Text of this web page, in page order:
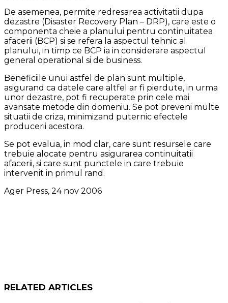
De asemenea, permite redresarea activitatii dupa
dezastre (Disaster Recovery Plan – DRP), care este o
componenta cheie a planului pentru continuitatea
afacerii (BCP) si se refera la aspectul tehnic al
planului, in timp ce BCP ia in considerare aspectul
general operational si de business.
Beneficiile unui astfel de plan sunt multiple,
asigurand ca datele care altfel ar fi pierdute, in urma
unor dezastre, pot fi recuperate prin cele mai
avansate metode din domeniu. Se pot preveni multe
situatii de criza, minimizand puternic efectele
producerii acestora.
Se pot evalua, in mod clar, care sunt resursele care
trebuie alocate pentru asigurarea continuitatii
afacerii, si care sunt punctele in care trebuie
intervenit in primul rand.
Ager Press, 24 nov 2006
RELATED ARTICLES